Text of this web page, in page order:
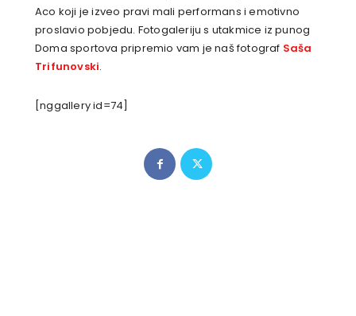
Aco koji je izveo pravi mali performans i emotivno
proslavio pobjedu. Fotogaleriju s utakmice iz punog
Doma sportova pripremio vam je naš fotograf Saša
Trifunovski.
[nggallery id=74]